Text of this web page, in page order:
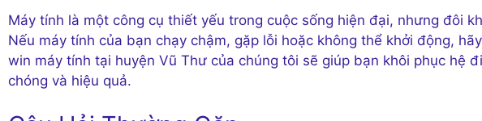
Máy tính là một công cụ thiết yếu trong cuộc sống hiện đại, nhưng đôi
Nếu máy tính của bạn chạy chậm, gặp lỗi hoặc không thể khởi động,
win máy tính tại huyện Vũ Thư của chúng tôi sẽ giúp bạn khôi phục hệ
chóng và hiệu quả.